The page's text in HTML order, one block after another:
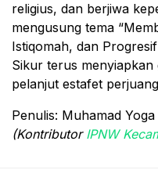
religius, dan berjiwa
mengusung tema
Istiqomah, dan
Sikur terus menyiapkan
pelanjut estafet
Penulis: Muhamad
(Kontributor IPNW